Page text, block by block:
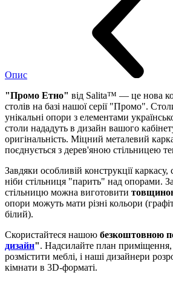
Опис
"Промо Етно" від Salita™ — це нова
столів на базі нашої серії "Промо".
унікальні опори з елементами
столи нададуть в дизайн вашого
оригінальність. Міцний металевий
поєднується з дерев'яною стільницею
Завдяки особливій конструкції
ніби стільниця "парить" над опорами.
стільницю можна виготовити
опори можуть мати різні кольори
білий).
Скористайтеся нашою безкоштовною
дизайн". Надсилайте план
розмістити меблі, і наші дизайнери
кімнати в 3D-форматі.